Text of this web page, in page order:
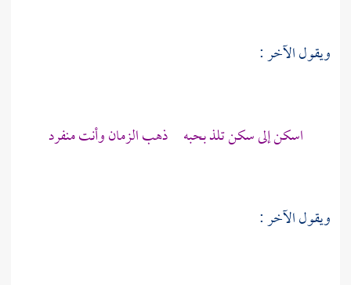
ويقول الآخر :
اسكن إلى سكن تلذ بحبه ذهب الزمان وأنت منفرد
ويقول الآخر :